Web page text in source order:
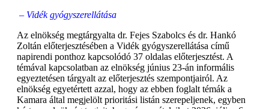
– Vidék gyógyszerellátása
Az elnökség megtárgyalta dr. Fejes Szabolcs és dr. Hankó
Zoltán előterjesztésében a Vidék gyógyszerellátása című
napirendi ponthoz kapcsolódó 37 oldalas előterjesztést. A
témával kapcsolatban az elnökség június 23-án informális
egyeztetésen tárgyalt az előterjesztés szempontjairól. Az
elnökség egyetértett azzal, hogy az ebben foglalt témák a
Kamara által megjelölt prioritási listán szerepeljenek, egyben